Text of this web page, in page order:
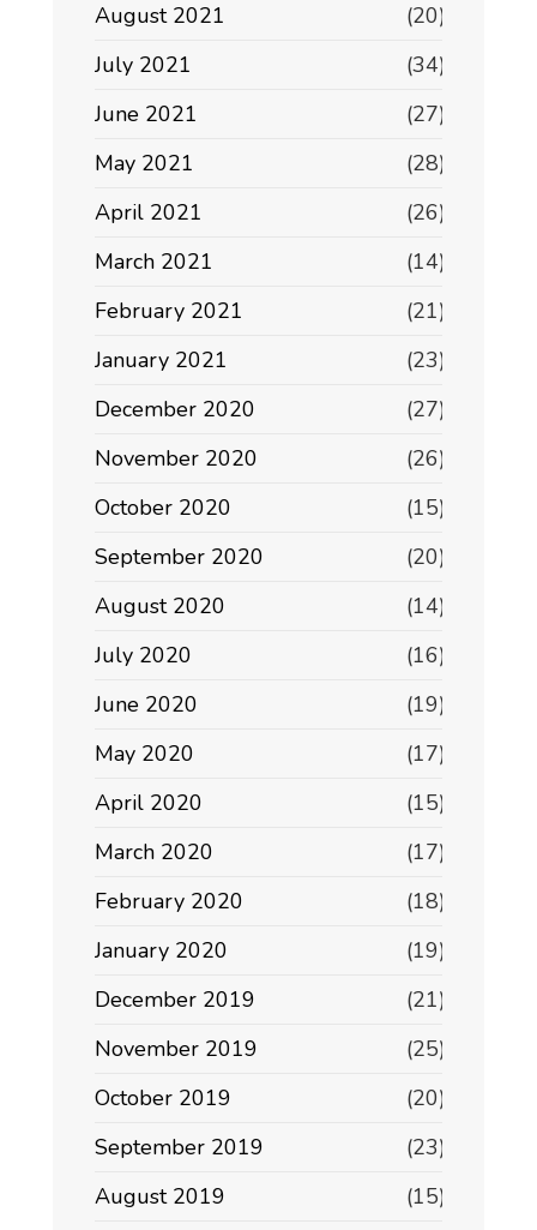
August 2021
(20)
July 2021
(34)
June 2021
(27)
May 2021
(28)
April 2021
(26)
March 2021
(14)
February 2021
(21)
January 2021
(23)
December 2020
(27)
November 2020
(26)
October 2020
(15)
September 2020
(20)
August 2020
(14)
July 2020
(16)
June 2020
(19)
May 2020
(17)
April 2020
(15)
March 2020
(17)
February 2020
(18)
January 2020
(19)
December 2019
(21)
November 2019
(25)
October 2019
(20)
September 2019
(23)
August 2019
(15)